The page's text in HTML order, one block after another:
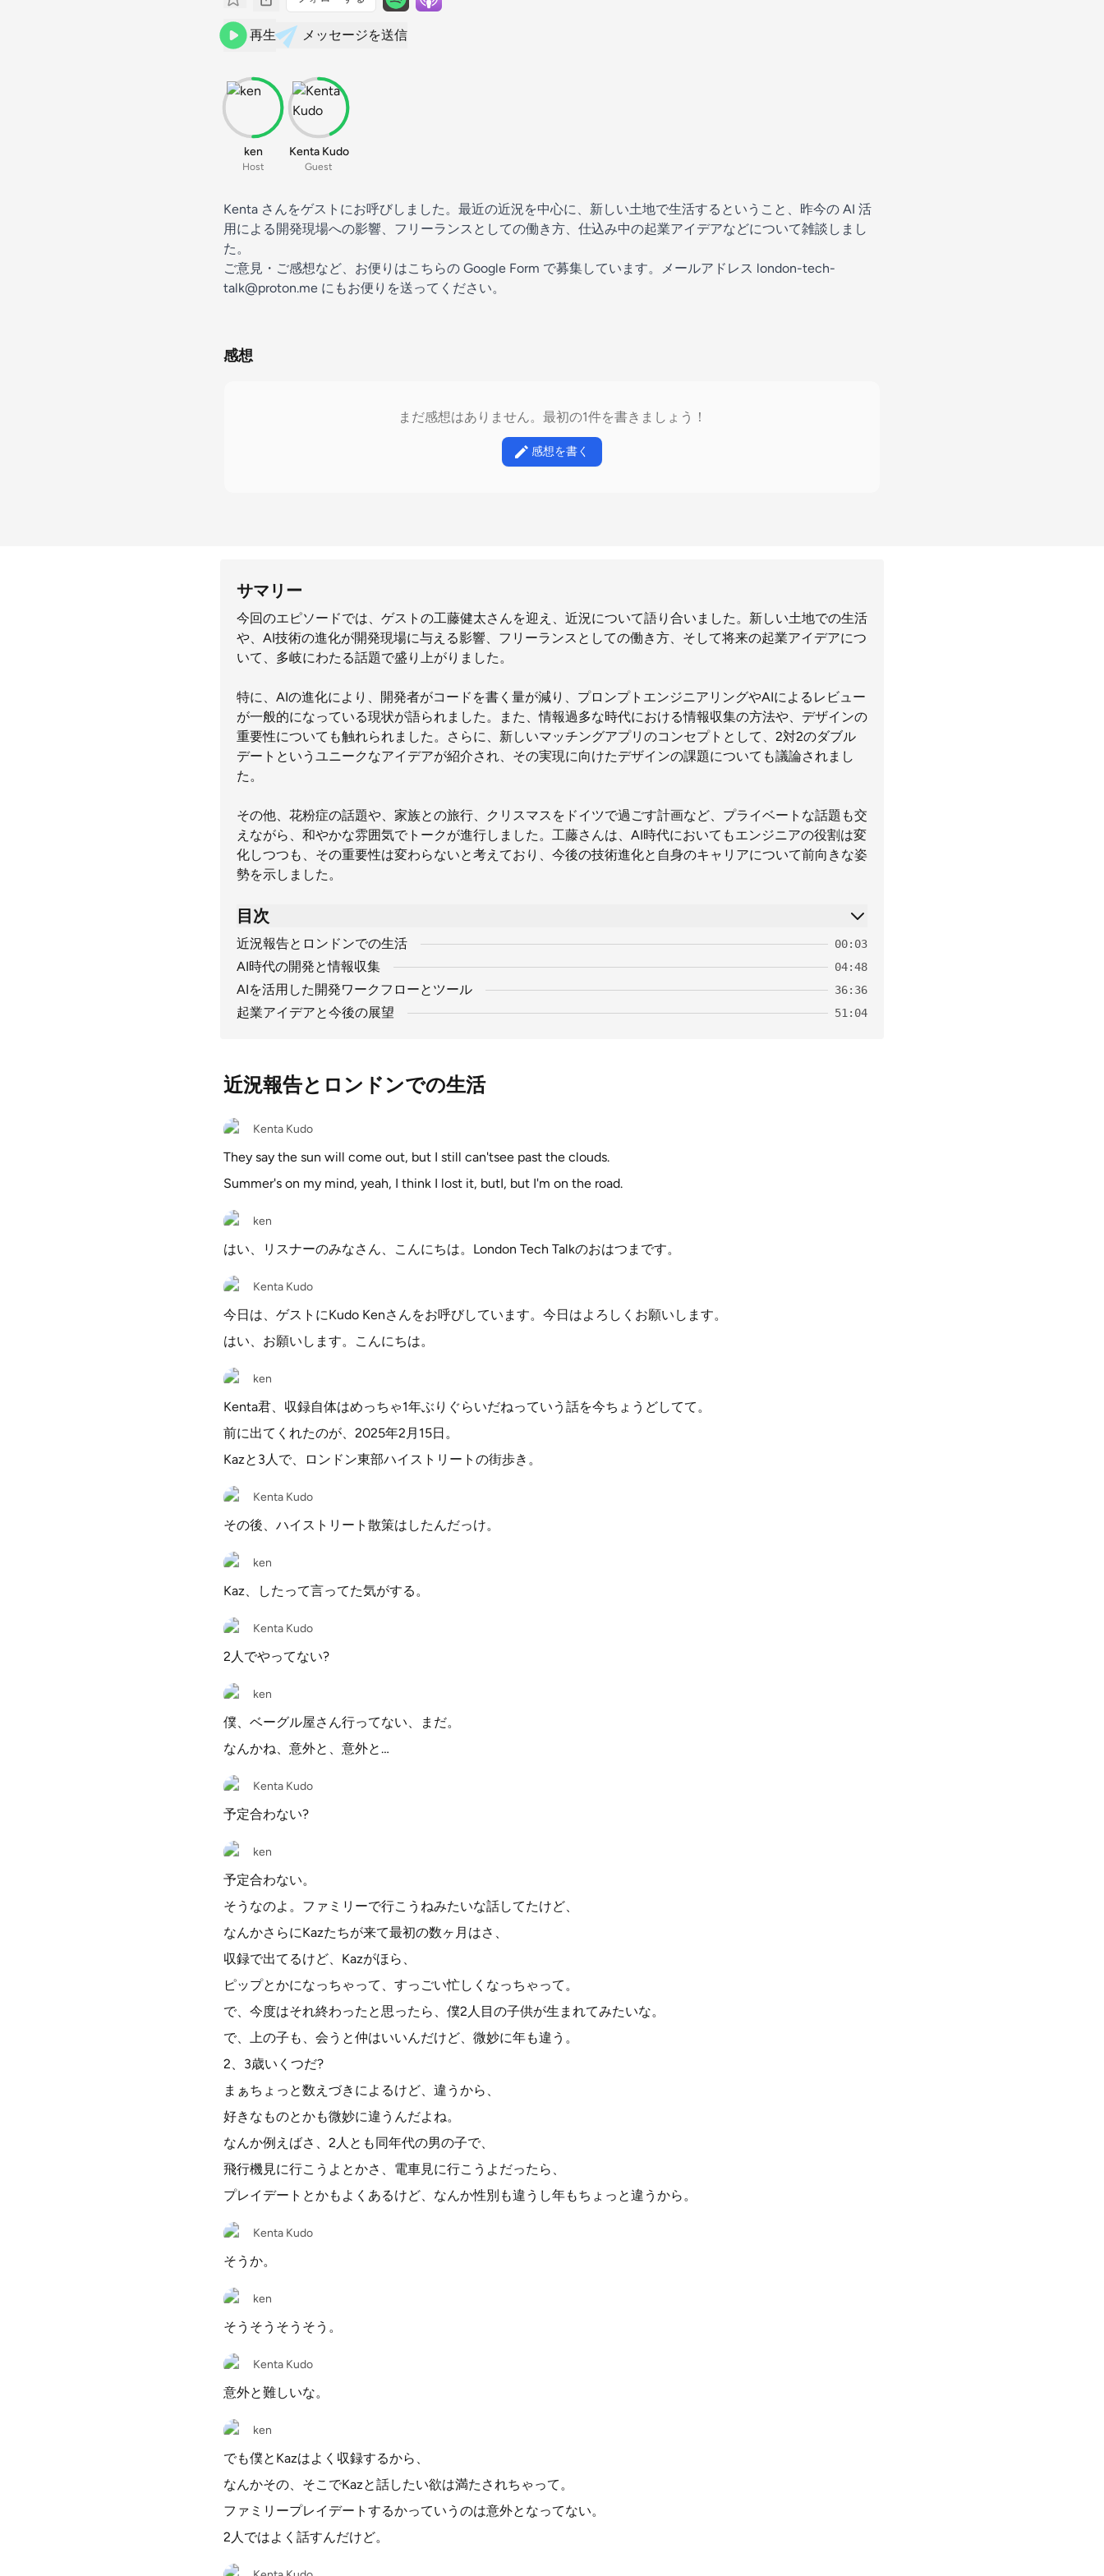
再生 メッセージを送信
ken
Host
Kenta Kudo
Guest
Kenta さんをゲストにお呼びしました。最近の近況を中心に、新しい土地で生活するということ、昨今の AI 活
用による開発現場への影響、フリーランスとしての働き方、仕込み中の起業アイデアなどについて雑談しまし
た。
ご意見・ご感想など、お便りはこちらの ⁠⁠⁠⁠⁠⁠⁠ ⁠⁠⁠Google Form⁠⁠⁠⁠⁠⁠⁠⁠⁠⁠ で募集しています。メールアドレス london-tech-
talk@proton.me にもお便りを送ってください。
感想
まだ感想はありません。最初の1件を書きましょう！
感想を書く
サマリー
今回のエピソードでは、ゲストの工藤健太さんを迎え、近況について語り合いました。新しい土地での生活
や、AI技術の進化が開発現場に与える影響、フリーランスとしての働き方、そして将来の起業アイデアにつ
いて、多岐にわたる話題で盛り上がりました。
特に、AIの進化により、開発者がコードを書く量が減り、プロンプトエンジニアリングやAIによるレビュー
が一般的になっている現状が語られました。また、情報過多な時代における情報収集の方法や、デザインの
重要性についても触れられました。さらに、新しいマッチングアプリのコンセプトとして、2対2のダブル
デートというユニークなアイデアが紹介され、その実現に向けたデザインの課題についても議論されまし
た。
その他、花粉症の話題や、家族との旅行、クリスマスをドイツで過ごす計画など、プライベートな話題も交
えながら、和やかな雰囲気でトークが進行しました。工藤さんは、AI時代においてもエンジニアの役割は変
化しつつも、その重要性は変わらないと考えており、今後の技術進化と自身のキャリアについて前向きな姿
勢を示しました。
目次
近況報告とロンドンでの生活 00:03
AI時代の開発と情報収集 04:48
AIを活用した開発ワークフローとツール 36:36
起業アイデアと今後の展望 51:04
近況報告とロンドンでの生活
Kenta Kudo
They say the sun will come out, but I still can'tsee past the clouds.
Summer's on my mind, yeah, I think I lost it, butI, but I'm on the road.
ken
はい、リスナーのみなさん、こんにちは。London Tech Talkのおはつまです。
Kenta Kudo
今日は、ゲストにKudo Kenさんをお呼びしています。今日はよろしくお願いします。
はい、お願いします。こんにちは。
ken
Kenta君、収録自体はめっちゃ1年ぶりぐらいだねっていう話を今ちょうどしてて。
前に出てくれたのが、2025年2月15日。
Kazと3人で、ロンドン東部ハイストリートの街歩き。
Kenta Kudo
その後、ハイストリート散策はしたんだっけ。
ken
Kaz、したって言ってた気がする。
Kenta Kudo
2人でやってない?
ken
僕、ベーグル屋さん行ってない、まだ。
なんかね、意外と、意外と…
Kenta Kudo
予定合わない?
ken
予定合わない。
そうなのよ。ファミリーで行こうねみたいな話してたけど、
なんかさらにKazたちが来て最初の数ヶ月はさ、
収録で出てるけど、Kazがほら、
ピップとかになっちゃって、すっごい忙しくなっちゃって。
で、今度はそれ終わったと思ったら、僕2人目の子供が生まれてみたいな。
で、上の子も、会うと仲はいいんだけど、微妙に年も違う。
2、3歳いくつだ?
まぁちょっと数えづきによるけど、違うから、
好きなものとかも微妙に違うんだよね。
なんか例えばさ、2人とも同年代の男の子で、
飛行機見に行こうよとかさ、電車見に行こうよだったら、
プレイデートとかもよくあるけど、なんか性別も違うし年もちょっと違うから。
Kenta Kudo
そうか。
ken
そうそうそうそう。
Kenta Kudo
意外と難しいな。
ken
でも僕とKazはよく収録するから、
なんかその、そこでKazと話したい欲は満たされちゃって。
ファミリープレイデートするかっていうのは意外となってない。
2人ではよく話すんだけど。